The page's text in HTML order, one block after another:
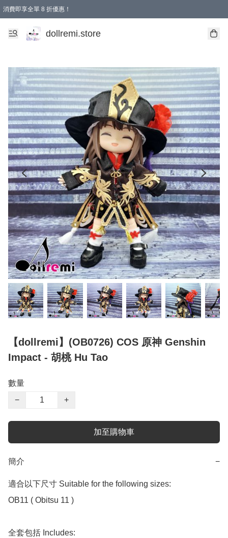
消費即享全單 8 折優惠！
購物滿 HKD 1500.00即享免運費優惠！（適用於 本地送貨、本地取貨、國際送貨 )
dollremi.store
【dollremi】(OB0726) COS 原神 Genshin
Impact - 胡桃 Hu Tao
數量
−
+
加至購物車
簡介 −
適合以下尺寸 Suitable for the following sizes:
OB11 ( Obitsu 11 )
全套包括 Includes: